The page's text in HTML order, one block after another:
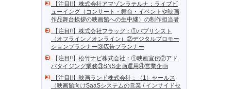
【注目!!】株式会社アマゾンラテルナ：ライブビ
ューイング（コンサート・舞台・イベントや映画
作品舞台挨拶の映画館への生中継）の制作担当者
【注目!!】株式会社フラッグ：①パブリシスト
（オフライン／オンライン）②デジタルプロモー
ションプランナー③広告プランナー
【注目!!】松竹ナビ株式会社：①映画宣伝②アド
バタイジング業務③SNS企画運用④営業企画
【注目!!】映画ランド株式会社：（1）セールス
（映画館向けSaaSシステムの営業 / インサイドセ